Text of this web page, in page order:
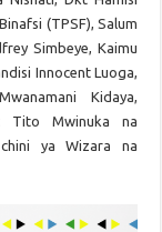
(TPSF), Salum
Simbeye, Kaimu
Innocent Luoga,
Kidaya,
Tito Mwinuka na
ya Wizara na